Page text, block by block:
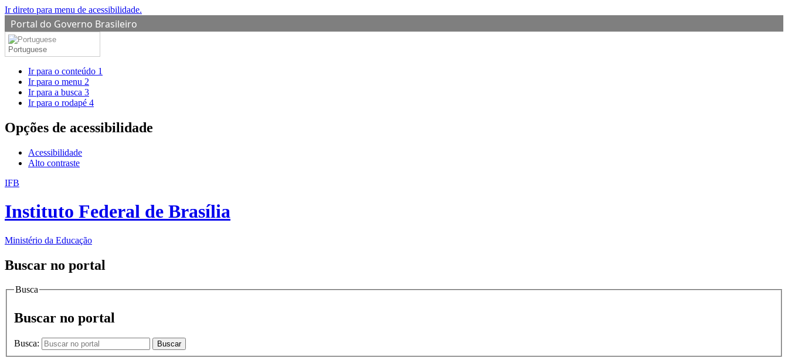
Ir direto para menu de acessibilidade.
Portal do Governo Brasileiro
Portuguese
Ir para o conteúdo 1
Ir para o menu 2
Ir para a busca 3
Ir para o rodapé 4
Opções de acessibilidade
Acessibilidade
Alto contraste
IFB
Instituto Federal de Brasília
Ministério da Educação
Buscar no portal
Busca
Buscar no portal
Busca: Buscar